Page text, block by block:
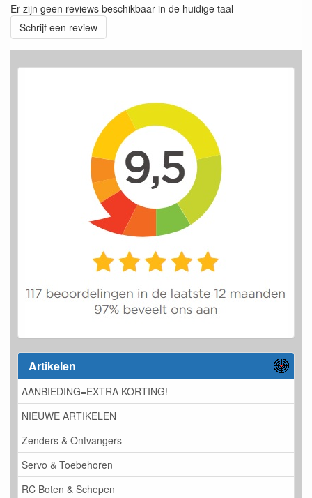
Artikelen
AANBIEDING=EXTRA KORTING!
NIEUWE ARTIKELEN
Zenders & Ontvangers
Servo & Toebehoren
RC Boten & Schepen
Er zijn geen reviews beschikbaar in de huidige taal
Schrijf een review